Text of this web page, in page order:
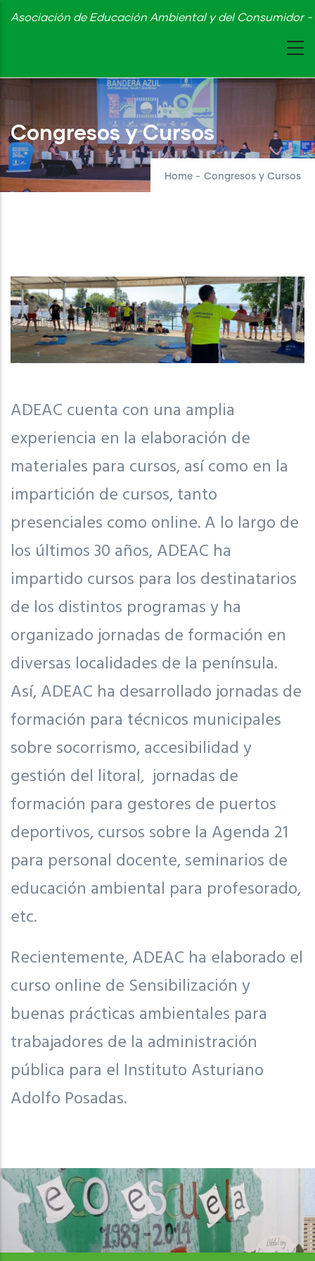
Skip
content
Asociación de Educación Ambiental y del Consumidor
Congresos y Cursos
Home - Congresos y Cursos
ADEAC cuenta con una amplia
experiencia en la elaboración de
materiales para cursos, así como en la
impartición de cursos, tanto
presenciales como online. A lo largo de
los últimos 30 años, ADEAC ha
impartido cursos para los destinatarios
de los distintos programas y ha
organizado jornadas de formación en
diversas localidades de la península.
Así, ADEAC ha desarrollado jornadas de
formación para técnicos municipales
sobre socorrismo, accesibilidad y
gestión del litoral, jornadas de
formación para gestores de puertos
deportivos, cursos sobre la Agenda 21
para personal docente, seminarios de
educación ambiental para profesorado,
etc.
Recientemente, ADEAC ha elaborado el
curso online de Sensibilización y
buenas prácticas ambientales para
trabajadores de la administración
pública para el Instituto Asturiano
Adolfo Posadas.